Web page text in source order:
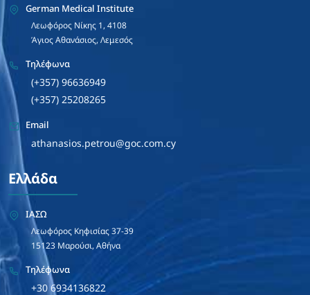
German Medical Institute
Λεωφόρος Νίκης 1, 4108
Άγιος Αθανάσιος, Λεμεσός
Τηλέφωνα
(+357) 96636949
(+357) 25208265
Email
athanasios.petrou@goc.com.cy
Ελλάδα
ΙΑΣΩ
Λεωφόρος Κηφισίας 37-39
15123 Μαρούσι, Αθήνα
Τηλέφωνα
+30 6934136822